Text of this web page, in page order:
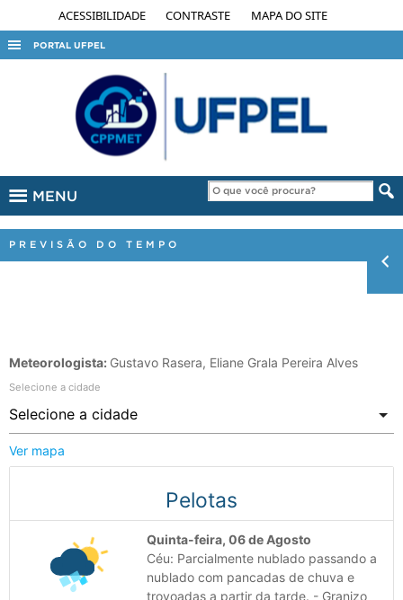
ACESSIBILIDADE CONTRASTE MAPA DO SITE
PORTAL UFPEL
ACESSO À INFORMAÇÃO
AUDITORIA
EDITAIS
INTERNACIONAL
MENU
PREVISÃO DO TEMPO